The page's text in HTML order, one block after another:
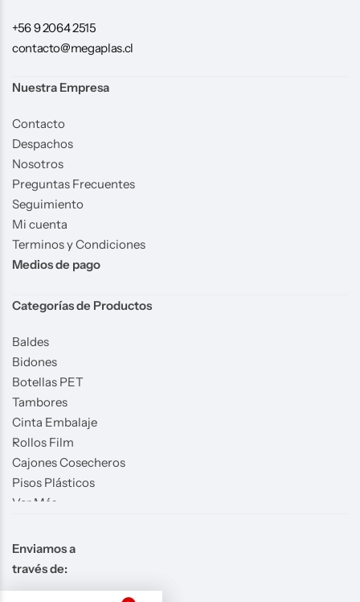
+56 9 2064 2515
contacto@megaplas.cl
Nuestra Empresa
Contacto
Despachos
Nosotros
Preguntas Frecuentes
Seguimiento
Mi cuenta
Terminos y Condiciones
Medios de pago
Categorías de Productos
Baldes
Bidones
Botellas PET
Tambores
Cinta Embalaje
Rollos Film
Cajones Cosecheros
Pisos Plásticos
Ver Más
Enviamos a
través de: